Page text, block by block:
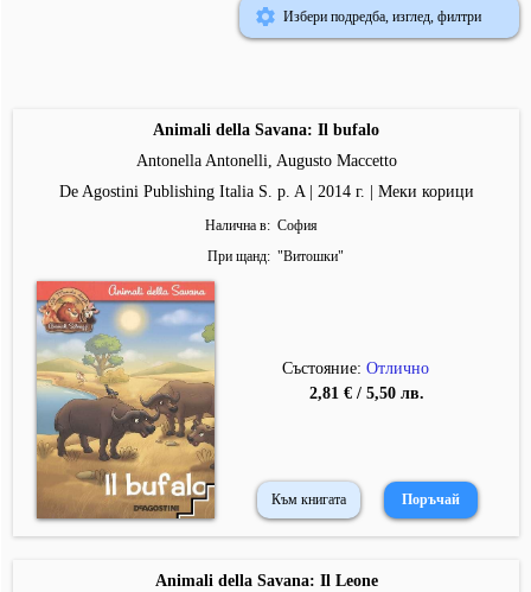
Избери подредба, изглед, филтри
Animali della Savana: Il bufalo
Antonella Antonelli, Augusto Maccetto
De Agostini Publishing Italia S. p. A | 2014 г. | Меки корици
Налична в
София
При щанд
"Витошки"
Състояние: Отлично
2,81 € / 5,50 лв.
Към книгата
Animali della Savana: Il Leone